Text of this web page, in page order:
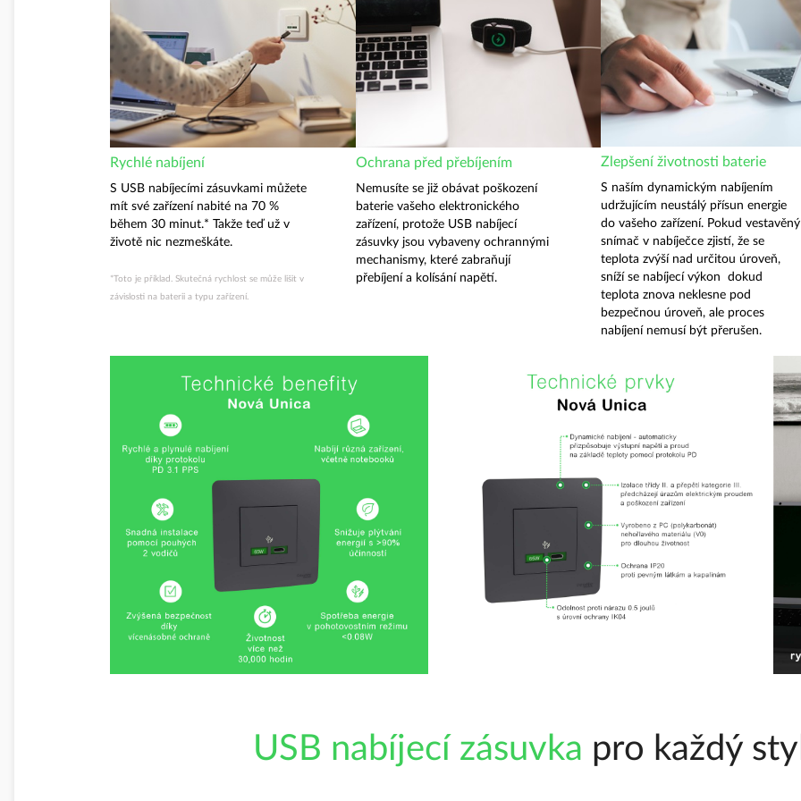
Rychlé nabíjení
S USB nabíjecími zásuvkami můžete
mít své zařízení nabité na 70 %
během 30 minut.* Takže teď už v
životě nic nezmeškáte.
*Toto je příklad. Skutečná rychlost se může lišit v
závislosti na baterii a typu zařízení.
Ochrana před přebíjením
Nemusíte se již obávat poškození
baterie vašeho elektronického
zařízení, protože USB nabíjecí
zásuvky jsou vybaveny ochrannými
mechanismy, které zabraňují
přebíjení a kolísání napětí.
Zlepšení životnosti baterie
S naším dynamickým nabíjením
udržujícím neustálý přísun energie
do vašeho zařízení. Pokud vestavěný
snímač v nabíječce zjistí, že se
teplota zvýší nad určitou úroveň,
sníží se nabíjecí výkon dokud
teplota znova neklesne pod
bezpečnou úroveň, ale proces
nabíjení nemusí být přerušen.
USB nabíjecí zásuvka pro každý